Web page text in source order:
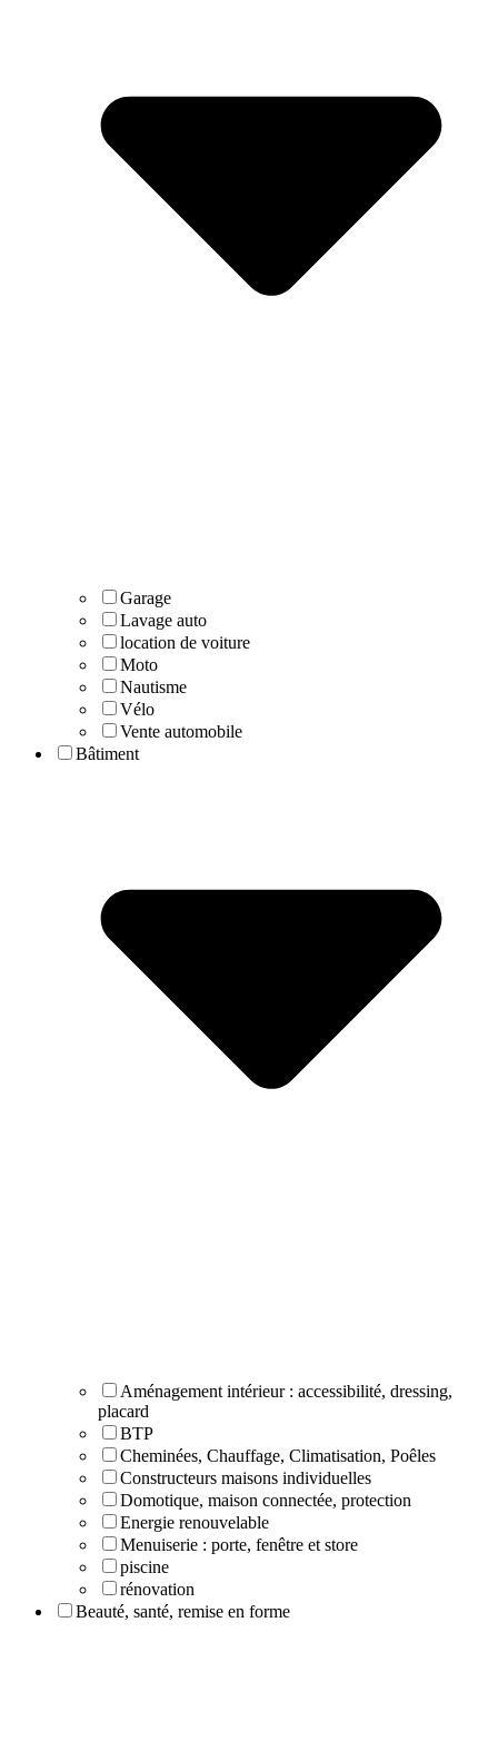
Garage
Lavage auto
location de voiture
Moto
Nautisme
Vélo
Vente automobile
Bâtiment
Aménagement intérieur : accessibilité, dressing,
placard
BTP
Cheminées, Chauffage, Climatisation, Poêles
Constructeurs maisons individuelles
Domotique, maison connectée, protection
Energie renouvelable
Menuiserie : porte, fenêtre et store
piscine
rénovation
Beauté, santé, remise en forme